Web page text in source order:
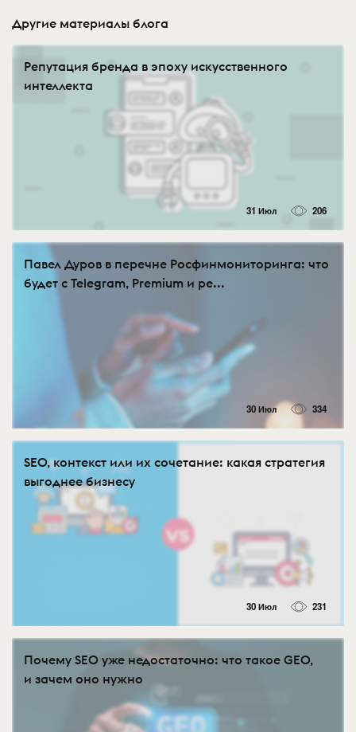
Другие материалы блога
Репутация бренда в эпоху искусственного
интеллекта
31 Июл 206
Павел Дуров в перечне Росфинмониторинга: что
будет с Telegram, Premium и ре...
30 Июл 334
SEO, контекст или их сочетание: какая стратегия
выгоднее бизнесу
30 Июл 231
Почему SEO уже недостаточно: что такое GEO,
и зачем оно нужно